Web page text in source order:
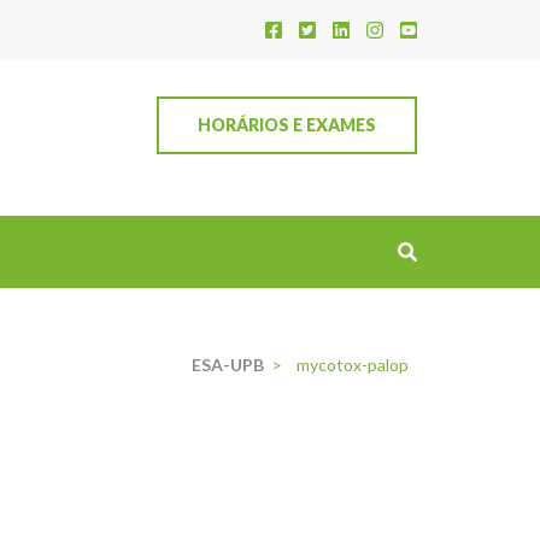
HORÁRIOS E EXAMES
ESA-UPB > mycotox-palop